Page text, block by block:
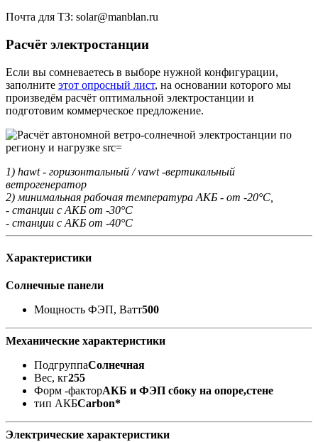
Почта для ТЗ: solar@manblan.ru
Расчёт электростанции
Если вы сомневаетесь в выборе нужной конфигурации,
заполните этот опросный лист, на основании которого мы
произведём расчёт оптимальной электростанции и
подготовим коммерческое предложение.
1) hawt - горизонтальный / vawt -вертикальный
ветрогенератор
2) минимальная рабочая температура АКБ - от -20°С,
- станции с АКБ от -30°С
- станции с АКБ от -40°С
Характеристики
Солнечные панели
Мощность ФЭП, Ватт500
Механические характеристики
ПодгруппаСолнечная
Вес, кг255
Форм -факторАКБ и ФЭП сбоку на опоре,стене
тип АКБCarbon*
Электрические характеристики